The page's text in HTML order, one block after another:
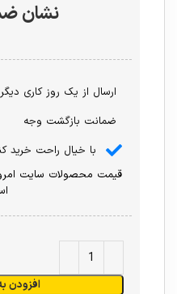
نشان
ارسال از یک روز کاری دیگر
ضمانت بازگشت وجه
با خیال راحت خرید
افزودن